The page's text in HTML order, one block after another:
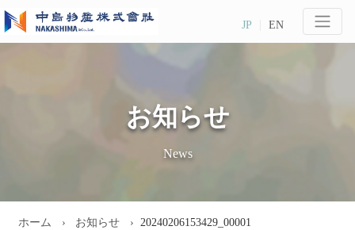
EN
JP
お知らせ
News
ホーム お知らせ 20240206153429_00001